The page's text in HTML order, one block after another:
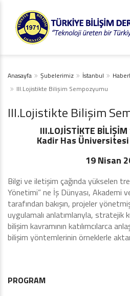
Anasayfa Şubelerimiz İstanbul
III.Lojistikte Bilişim Sempozyumu
III.Lojistikte Bilişim
III.LOJİSTİKTE
Kadir Has
19 Nisan
Bilgi ve iletişim çağında yükselen
Yönetimi” ne İş Dünyası, Akademi
tarafından bakışın, projeler
uygulamalı anlatımlarıyla,
bilişim kavramının katılımcılarca
bilişim yöntemlerinin örneklerle
PROGRAM